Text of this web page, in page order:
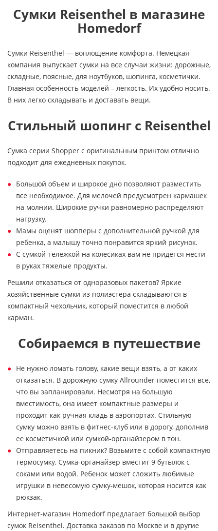
Сумки Reisenthel в магазине
Homedorf
Сумки Reisenthel — воплощение комфорта. Немецкая
компания выпускает сумки на все случаи жизни: дорожные,
складные, поясные, для ноутбуков, шопинга, косметички.
Главная особенность моделей – легкость. Их удобно носить.
В них легко складывать и доставать вещи.
Стильный шопинг с Reisenthel
Сумка серии Shopper с оригинальным принтом отлично
подходит для ежедневных покупок.
Большой объем и широкое дно позволяют разместить
все необходимое. Для мелочей предусмотрен кармашек
на молнии. Широкие ручки равномерно распределяют
нагрузку.
Мамы оценят шопперы с дополнительной ручкой для
ребенка, а малышу точно понравится яркий рисунок.
С сумкой-тележкой на колесиках вам не придется нести
в руках тяжелые продукты.
Решили отказаться от одноразовых пакетов? Яркие
хозяйственные сумки из полиэстера складываются в
компактный чехольчик, который поместится в любой
карман.
Собираемся в путешествие
Не нужно ломать голову, какие вещи взять, а от каких
отказаться. В дорожную сумку Allrounder поместится все,
что вы запланировали. Несмотря на большую
вместимость, она имеет компактные размеры и
проходит как ручная кладь в аэропортах. Стильную
сумку можно взять в фитнес-клуб или в дорогу, дополнив
ее косметичкой или сумкой-органайзером в тон.
Отправляетесь на пикник? Возьмите с собой компактную
термосумку. Сумка-органайзер вместит 9 бутылок с
соками или водой. Ребенок может сложить любимые
игрушки в невесомую сумку-мешок, которая носится как
рюкзак.
Интернет-магазин Homedorf предлагает большой выбор
сумок Reisenthel. Доставка заказов по Москве и в другие